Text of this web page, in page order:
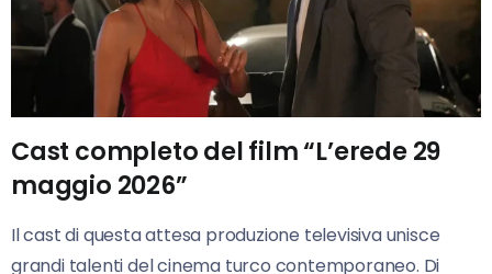
Cast completo del film “L’erede 29
maggio 2026”
Il cast di questa attesa produzione televisiva unisce
grandi talenti del cinema turco contemporaneo. Di